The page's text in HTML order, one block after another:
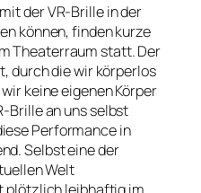
der VR-Brille in der
können, finden kurze
Theaterraum statt. Der
durch die wir körperlos
keine eigenen Körper
Brille an uns selbst
Performance in
Selbst eine der
Welt